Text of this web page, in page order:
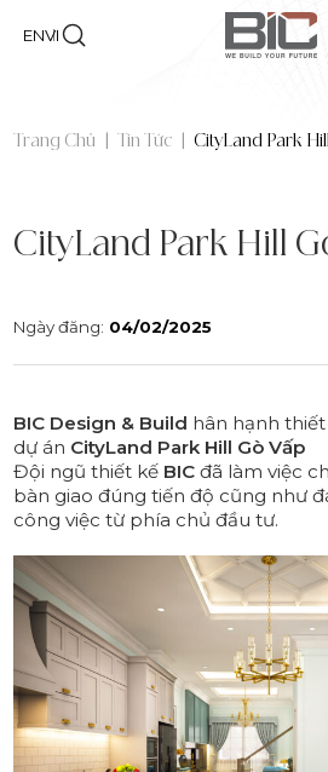
ENVI
Trang Chủ Tin Tức CityLand Park
CityLand Park Hill
Ngày đăng: 04/02/2025
BIC Design & Build hân hạnh
dự án CityLand Park Hill Gò Vấp
Đội ngũ thiết kế BIC đã làm việc
bàn giao đúng tiến độ cũng như
công việc từ phía chủ đầu tư.